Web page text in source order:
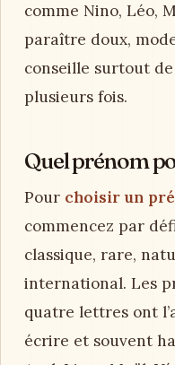
comme Nino, Léo,
paraître doux,
conseille surtout
plusieurs fois.
Quel prénom
Pour choisir un
commencez par
classique, rare,
international. Les
quatre lettres ont
écrire et souvent